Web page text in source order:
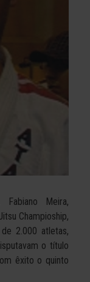
Meira,
Champioship,
2.000 atletas,
o título
êxito o quinto